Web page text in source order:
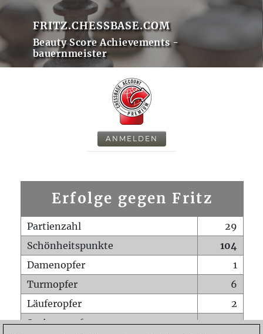
FRITZ.CHESSBASE.COM
Beauty Score Achievements -
bauernmeister
ANMELDEN
Erfolge gegen Fritz
Partienzahl
29
Schönheitspunkte
104
Damenopfer
1
Turmopfer
6
Läuferopfer
2
Springeropfer
0